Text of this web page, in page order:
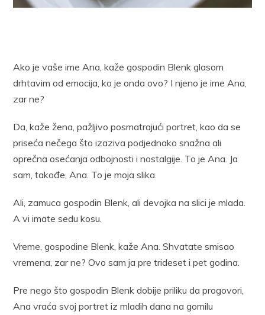
Ako je vaše ime Ana, kaže gospodin Blenk glasom
drhtavim od emocija, ko je onda ovo? I njeno je ime Ana,
zar ne?
Da, kaže žena, pažljivo posmatrajući portret, kao da se
priseća nečega što izaziva podjednako snažna ali
oprečna osećanja odbojnosti i nostalgije. To je Ana. Ja
sam, takođe, Ana. To je moja slika.
Ali, zamuca gospodin Blenk, ali devojka na slici je mlada.
A vi imate sedu kosu.
Vreme, gospodine Blenk, kaže Ana. Shvatate smisao
vremena, zar ne? Ovo sam ja pre trideset i pet godina.
Pre nego što gospodin Blenk dobije priliku da progovori,
Ana vraća svoj portret iz mladih dana na gomilu